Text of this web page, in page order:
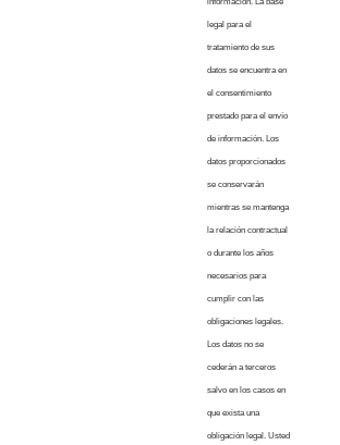
legal para el
tratamiento de sus
datos se encuentra en
el consentimiento
prestado para el envío
de información. Los
datos proporcionados
se conservarán
mientras se mantenga
la relación contractual
o durante los años
necesarios para
cumplir con las
obligaciones legales.
Los datos no se
cederán a terceros
salvo en los casos en
que exista una
obligación legal. Usted